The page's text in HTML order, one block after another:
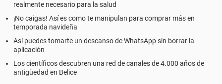
realmente necesario para la salud
¡No caigas! Así es como te manipulan para comprar más en
temporada navideña
Así puedes tomarte un descanso de WhatsApp sin borrar la
aplicación
Los científicos descubren una red de canales de 4.000 años de
antigüedad en Belice